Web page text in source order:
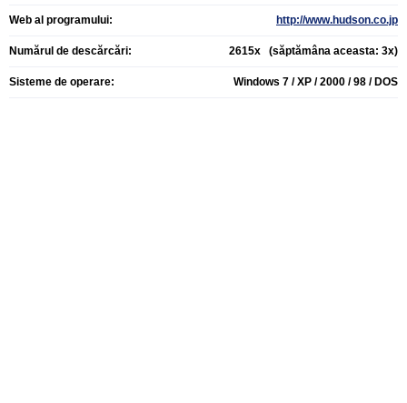
Web al programului: http://www.hudson.co.jp
Numărul de descărcări: 2615x (săptămâna aceasta: 3x)
Sisteme de operare: Windows 7 / XP / 2000 / 98 / DOS